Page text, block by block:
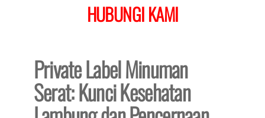
HUBUNGI KAMI
Private Label Minuman
Serat: Kunci Kesehatan